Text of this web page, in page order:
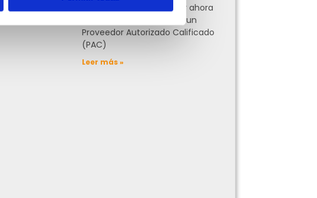
Te explicamos qué hacer ahora
y cómo puedes migrar a un
Proveedor Autorizado Calificado
(PAC)
Leer más »